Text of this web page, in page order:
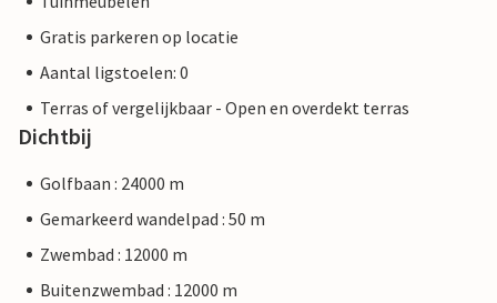
Gratis parkeren op locatie
Aantal ligstoelen: 0
Terras of vergelijkbaar - Open en overdekt terras
Dichtbij
Golfbaan : 24000 m
Gemarkeerd wandelpad : 50 m
Zwembad : 12000 m
Buitenzwembad : 12000 m